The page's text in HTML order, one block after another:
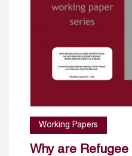
Working Papers
Why are